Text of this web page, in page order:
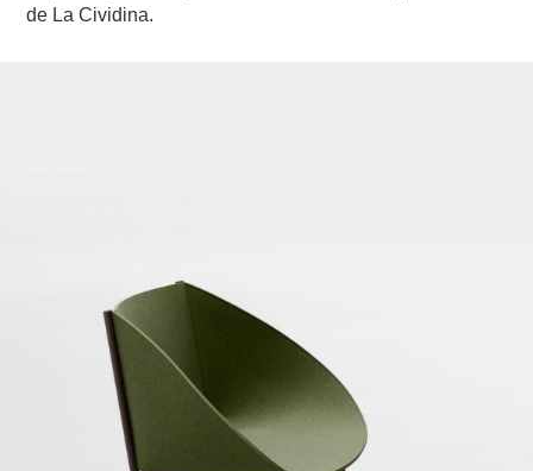
de La Cividina.